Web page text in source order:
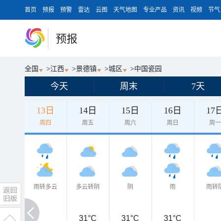
首页 预报 预警 雷达 云图 天气地图 专业产品 资讯 视频 节气
预报
全国 >江西 >景德镇 >城区 >中国瓷园
今天 周末 7天
13日
周四
14日
周五
15日
周六
16日
周日
17
周一
雨转多云 多云转阴 阴 雨 雨转
31°C 31°C 31°C